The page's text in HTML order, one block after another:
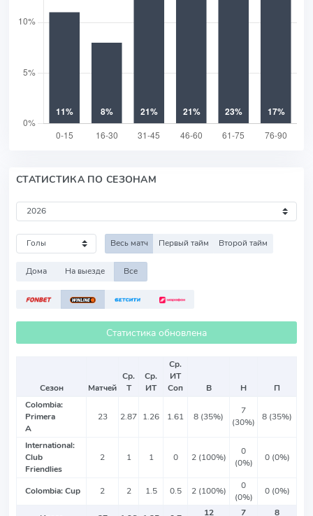
СТАТИСТИКА ПО СЕЗОНАМ
Весь матч Первый тайм Второй тайм
Дома На выезде Все
Статистика обновлена
Сезон Матчей
Ср.
Т
Ср.
ИТ
Ср.
ИТ
Соп
В Н
П
Colombia:
Primera
A
23 2.87 1.26 1.61 8 (35%)
7
(30%)
8 (35%)
International:
Club
Friendlies
2 1 1 0 2 (100%)
0
(0%)
0 (0%)
Colombia: Cup 2 2 1.5 0.5 2 (100%)
0
(0%)
0 (0%)
12
7
8